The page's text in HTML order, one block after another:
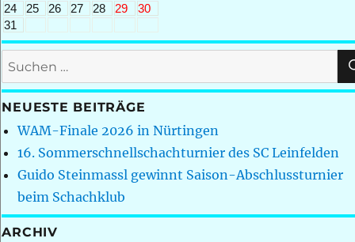
24
25 26 27 28 29
30
31
Suchen
nach:
NEUESTE BEITRÄGE
WAM-Finale 2026 in Nürtingen
16. Sommerschnellschachturnier des SC Leinfelden
Guido Steinmassl gewinnt Saison-Abschlussturnier
beim Schachklub
ARCHIV